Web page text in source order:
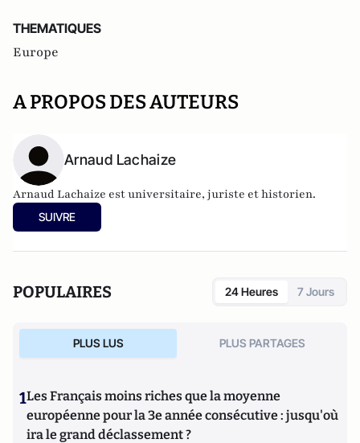
THEMATIQUES
Europe
A PROPOS DES AUTEURS
Arnaud Lachaize
Arnaud Lachaize est universitaire, juriste et historien.
SUIVRE
POPULAIRES 24 Heures 7 Jours
PLUS LUS PLUS PARTAGES
1Les Français moins riches que la moyenne
européenne pour la 3e année consécutive : jusqu'où
ira le grand déclassement ?